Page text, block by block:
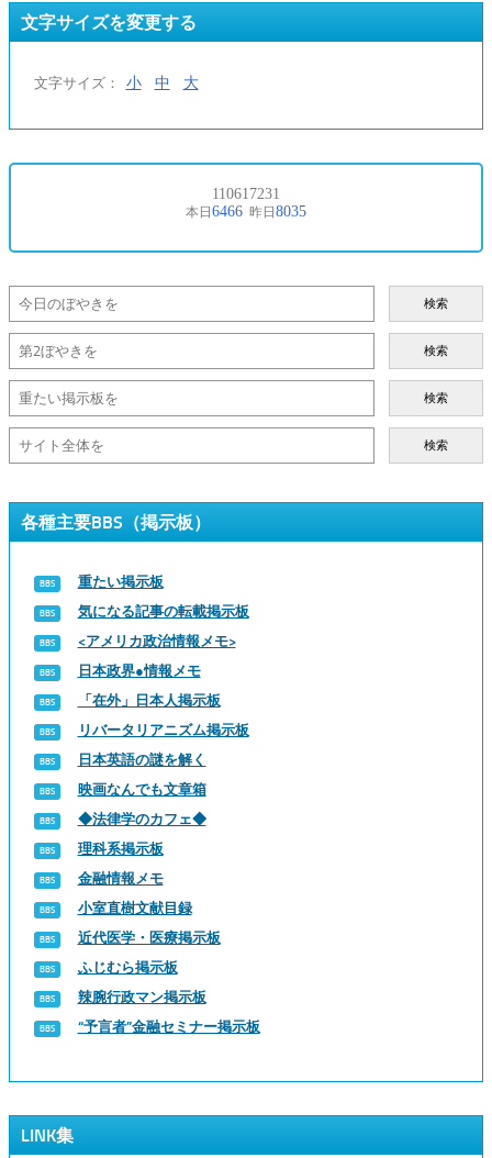
文字サイズを変更する
文字サイズ： 小 中 大
検索
検索
検索
検索
各種主要BBS（掲示板）
重たい掲示板
気になる記事の転載掲示板
<アメリカ政治情報メモ>
日本政界●情報メモ
「在外」日本人掲示板
リバータリアニズム掲示板
日本英語の謎を解く
映画なんでも文章箱
◆法律学のカフェ◆
理科系掲示板
金融情報メモ
小室直樹文献目録
近代医学・医療掲示板
ふじむら掲示板
辣腕行政マン掲示板
“予言者”金融セミナー掲示板
LINK集